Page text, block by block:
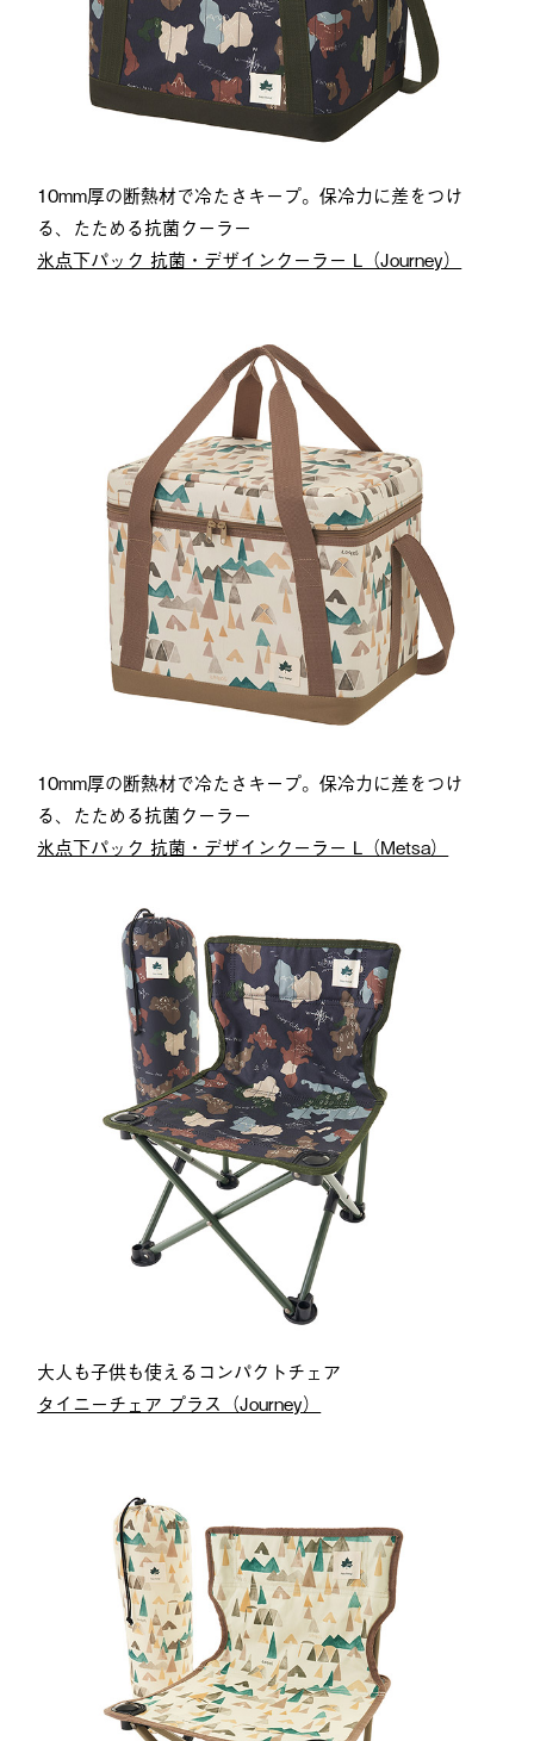
10mm厚の断熱材で冷たさキープ。保冷力に差をつけ
る、たためる抗菌クーラー
氷点下パック 抗菌・デザインクーラー L（Journey）
10mm厚の断熱材で冷たさキープ。保冷力に差をつけ
る、たためる抗菌クーラー
氷点下パック 抗菌・デザインクーラー L（Metsa）
大人も子供も使えるコンパクトチェア
タイニーチェア プラス（Journey）